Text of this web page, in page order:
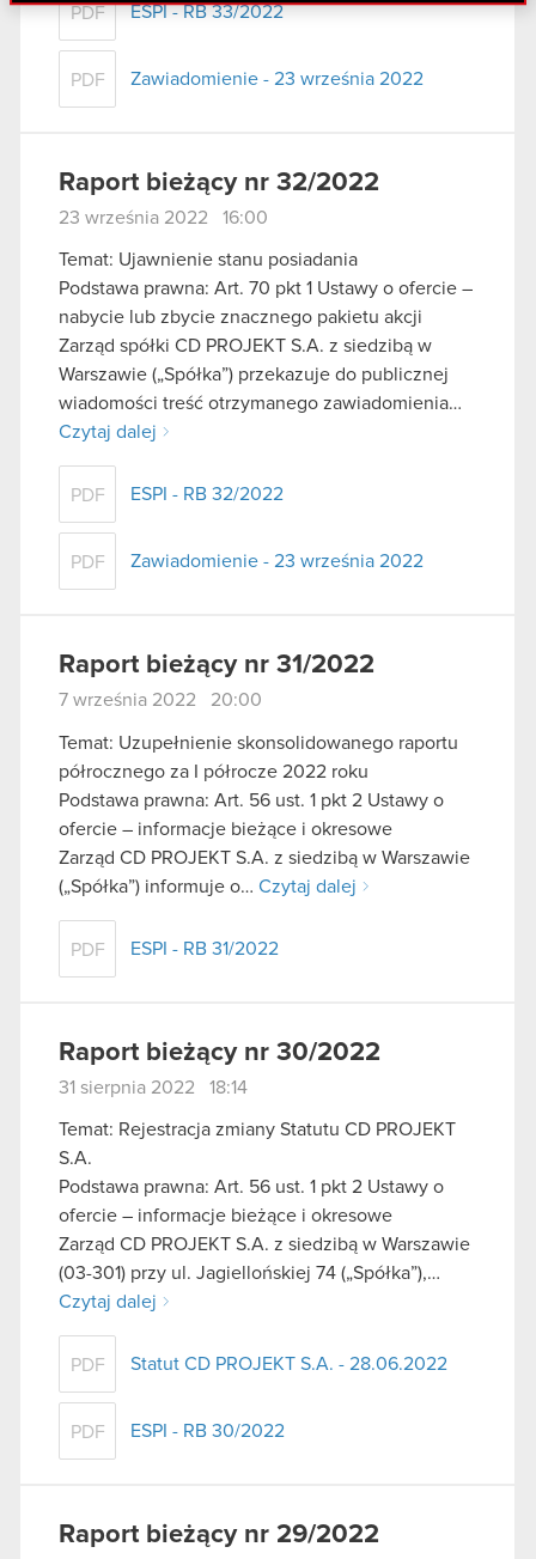
danymi otrzymanymi od Ciebie lub uzyskanymi
podczas korzystania z ich usług. Kontynuując
używanie plików cookie.
PDF ESPI - RB 33/2022
PDF Zawiadomienie - 23 września 2022
Raport bieżący nr 32/2022
23 września 2022 16:00
Temat: Ujawnienie stanu posiadania
Podstawa prawna: Art. 70 pkt 1 Ustawy o ofercie –
nabycie lub zbycie znacznego pakietu akcji
Zarząd spółki CD PROJEKT S.A. z siedzibą w
Warszawie („Spółka”) przekazuje do publicznej
wiadomości treść otrzymanego zawiadomienia…
Czytaj dalej
PDF ESPI - RB 32/2022
PDF Zawiadomienie - 23 września 2022
Raport bieżący nr 31/2022
7 września 2022 20:00
Temat: Uzupełnienie skonsolidowanego raportu
półrocznego za I półrocze 2022 roku
Podstawa prawna: Art. 56 ust. 1 pkt 2 Ustawy o
ofercie – informacje bieżące i okresowe
Zarząd CD PROJEKT S.A. z siedzibą w Warszawie
(„Spółka”) informuje o… Czytaj dalej
PDF ESPI - RB 31/2022
Raport bieżący nr 30/2022
31 sierpnia 2022 18:14
Temat: Rejestracja zmiany Statutu CD PROJEKT
S.A.
Podstawa prawna: Art. 56 ust. 1 pkt 2 Ustawy o
ofercie – informacje bieżące i okresowe
Zarząd CD PROJEKT S.A. z siedzibą w Warszawie
(03-301) przy ul. Jagiellońskiej 74 („Spółka”),…
Czytaj dalej
PDF Statut CD PROJEKT S.A. - 28.06.2022
PDF ESPI - RB 30/2022
Raport bieżący nr 29/2022